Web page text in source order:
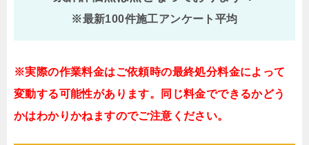
※最新100件施工アンケート平均
※実際の作業料金はご依頼時の最終処分料金によって
変動する可能性があります。同じ料金でできるかどう
かはわかりかねますのでご注意ください。